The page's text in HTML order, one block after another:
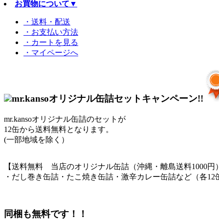
お買物について ▼
・送料・配送
・お支払い方法
・カートを見る
・マイページへ
mr.kansoオリジナル缶詰セットキャンペーン!!
mr.kansoオリジナル缶詰のセットが
12缶から送料無料となります。
(一部地域を除く）
【送料無料 当店のオリジナル缶詰（沖縄・離島送料1000円
・だし巻き缶詰・たこ焼き缶詰・激辛カレー缶詰など（各12
同梱も無料です！！